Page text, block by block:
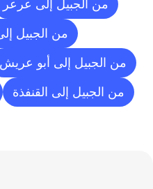
من الجبيل إلى عرعر
من الجبيل
من الجبيل إلى أبو عريش
من الجبيل إلى القنفذة